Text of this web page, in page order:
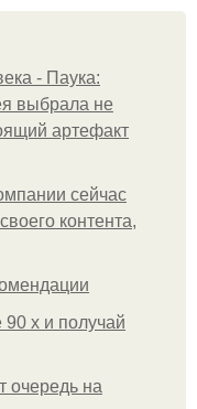
- Паука:
выбрала не
артефакт
сейчас
контента,
х и получай
очередь на